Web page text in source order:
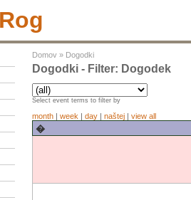
Domov » Dogodki
Dogodki - Filter: Dogodek
Select event terms to filter by
month | week | day | naštej | view all
�